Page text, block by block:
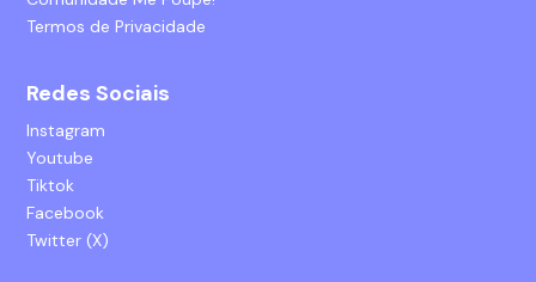
Termos de Privacidade
Redes Sociais
Instagram
Youtube
Tiktok
Facebook
Twitter (X)